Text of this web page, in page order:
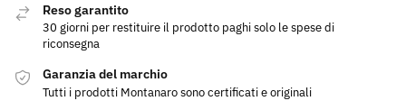
Reso garantito
30 giorni per restituire il prodotto paghi solo le spese di
riconsegna
Garanzia del marchio
Tutti i prodotti Montanaro sono certificati e originali